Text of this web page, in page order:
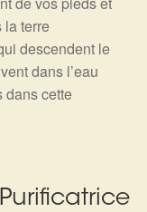
la terre
descendent le
dans l’eau
dans cette